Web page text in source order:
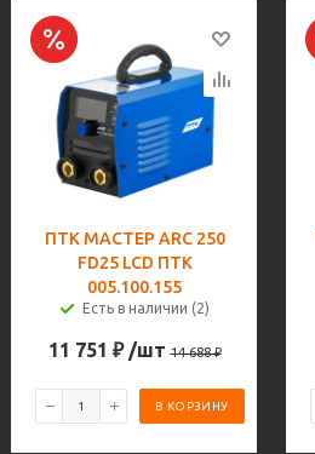
ПТК МАСТЕР ARC 250
FD25 LCD ПТК
005.100.155
Есть в наличии (2)
11 751 ₽ /шт 14 688₽
В КОРЗИНУ